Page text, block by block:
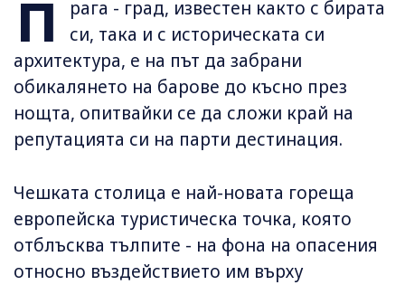
П
рага - град, известен както с бирата
си, така и с историческата си
архитектура, е на път да забрани
обикалянето на барове до късно през
нощта, опитвайки се да сложи край на
репутацията си на парти дестинация.
Чешката столица е най-новата гореща
европейска туристическа точка, която
отблъсква тълпите - на фона на опасения
относно въздействието им върху